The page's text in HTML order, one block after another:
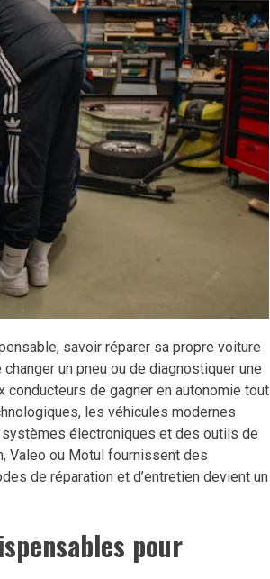
savoir réparer sa propre voiture
un pneu ou de diagnostiquer une
de gagner en autonomie tout
les véhicules modernes
électroniques et des outils de
Valeo ou Motul fournissent des
de réparation et d’entretien devient un
pour